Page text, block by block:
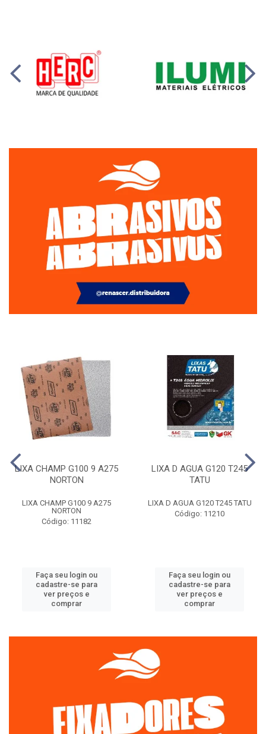
LIXA CHAMP G100 9 A275
NORTON
LIXA CHAMP G100 9 A275
NORTON
Código: 11182
Faça seu login ou
cadastre-se para
ver preços e
comprar
LIXA D AGUA G120 T245
TATU
LIXA D AGUA G120 T245 TATU
Código: 11210
Faça seu login ou
cadastre-se para
ver preços e
comprar